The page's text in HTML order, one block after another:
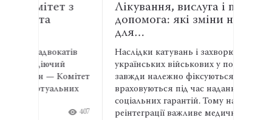
Лікування, вислуга і правнича
допомога: які зміни необхідні
Наслідки катувань і захворювання
українських військових у полоні не
завжди належно фіксуються та
враховуються під час надання
соціальних гарантій. Тому на етапі
реінтеграції важливе медичне